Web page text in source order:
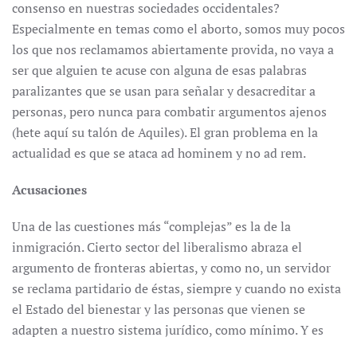
consenso en nuestras sociedades occidentales?
Especialmente en temas como el aborto, somos muy pocos
los que nos reclamamos abiertamente provida, no vaya a
ser que alguien te acuse con alguna de esas palabras
paralizantes que se usan para señalar y desacreditar a
personas, pero nunca para combatir argumentos ajenos
(hete aquí su talón de Aquiles). El gran problema en la
actualidad es que se ataca ad hominem y no ad rem.
Acusaciones
Una de las cuestiones más “complejas” es la de la
inmigración. Cierto sector del liberalismo abraza el
argumento de fronteras abiertas, y como no, un servidor
se reclama partidario de éstas, siempre y cuando no exista
el Estado del bienestar y las personas que vienen se
adapten a nuestro sistema jurídico, como mínimo. Y es